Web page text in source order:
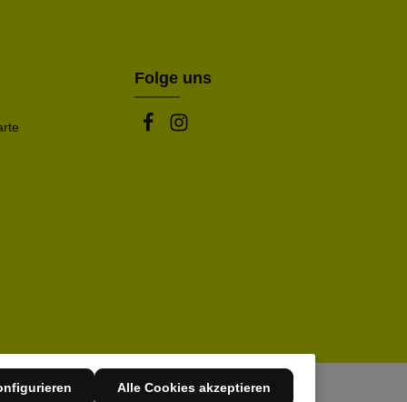
Folge uns
Alle Cookies akzeptieren